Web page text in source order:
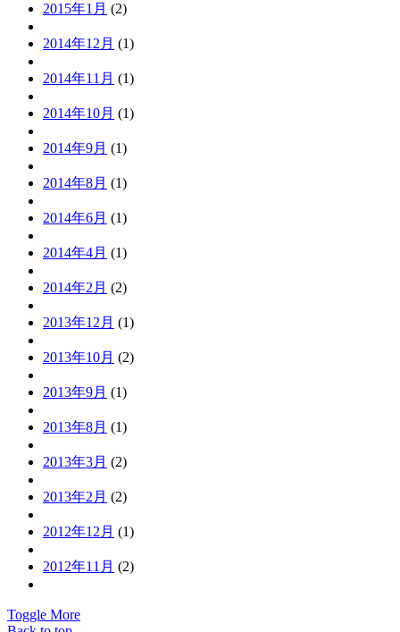
2015年1月 (2)
2014年12月 (1)
2014年11月 (1)
2014年10月 (1)
2014年9月 (1)
2014年8月 (1)
2014年6月 (1)
2014年4月 (1)
2014年2月 (2)
2013年12月 (1)
2013年10月 (2)
2013年9月 (1)
2013年8月 (1)
2013年3月 (2)
2013年2月 (2)
2012年12月 (1)
2012年11月 (2)
Toggle More